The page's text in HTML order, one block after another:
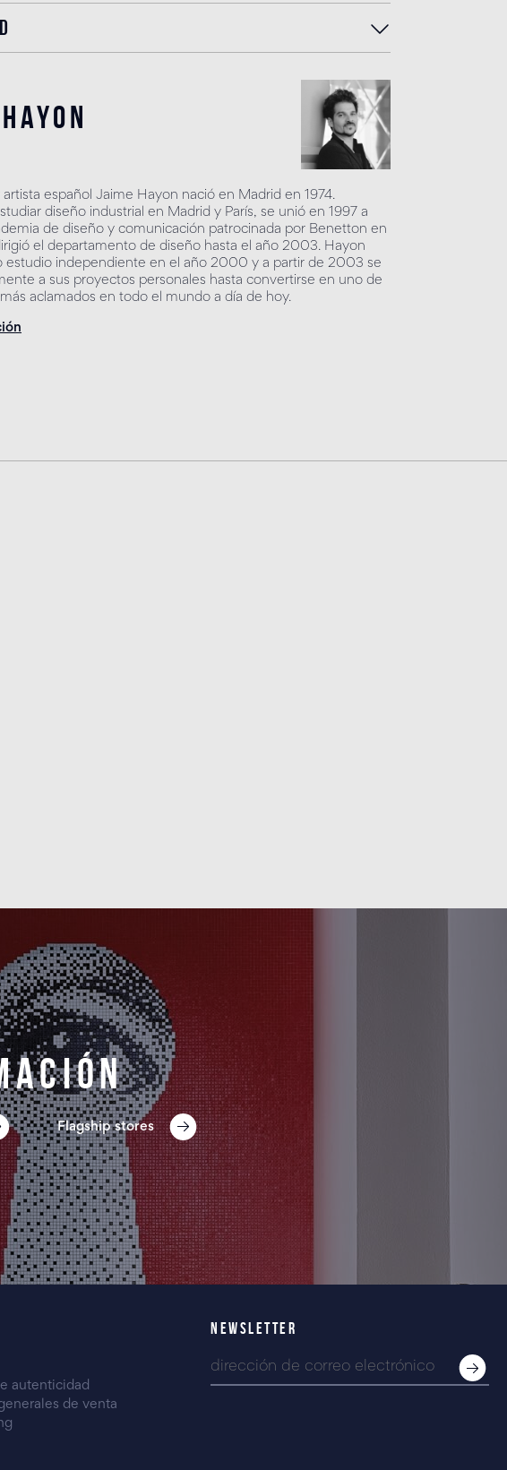
artista español Jaime Hayon nació en Madrid en 1974.
diseño industrial en Madrid y París, se unió en 1997 a
de diseño y comunicación patrocinada por Benetton en
el departamento de diseño hasta el año 2003. Hayon
estudio independiente en el año 2000 y a partir de 2003 se
a sus proyectos personales hasta convertirse en uno de
aclamados en todo el mundo a día de hoy.
Flagship stores
autenticidad
de venta
NEWSLETTER